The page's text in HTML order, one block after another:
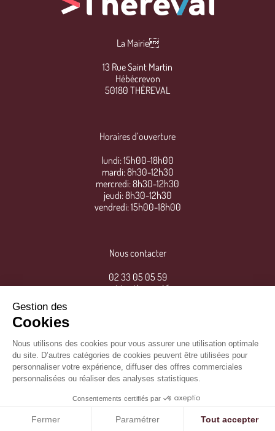
La Mairie
13 Rue Saint Martin
Hébécrevon
50180 THÈREVAL
Horaires d’ouverture
lundi: 15h00-18h00
mardi: 8h30-12h30
mercredi: 8h30-12h30
jeudi: 8h30-12h30
vendredi: 15h00-18h00
Nous contacter
02 33 05 05 59
mairie@thereval.fr
Mentions légales
Gestion des
Cookies
Nous utilisons des cookies pour vous assurer une utilisation optimale
du site. D’autres catégories de cookies peuvent être utilisées pour
personnaliser votre expérience, diffuser des offres commerciales
personnalisées ou réaliser des analyses statistiques.
Consentements certifiés par
Fermer Paramétrer Tout accepter